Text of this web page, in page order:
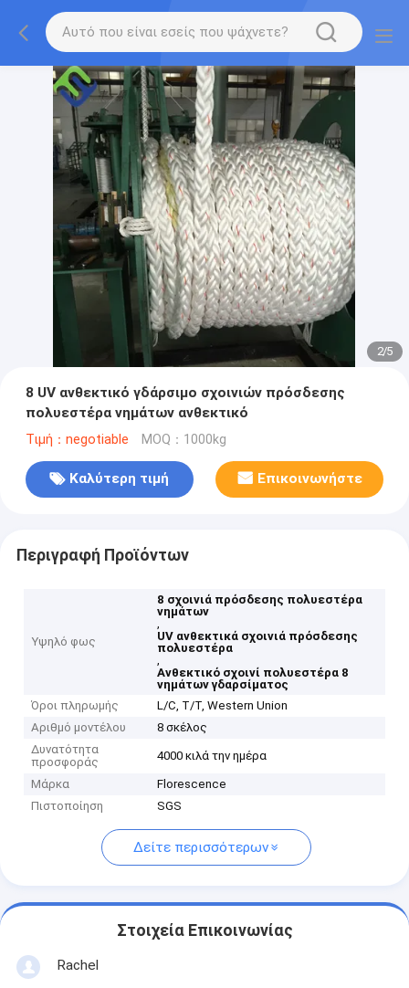
2/5
8 UV ανθεκτικό γδάρσιμο σχοινιών πρόσδεσης
πολυεστέρα νημάτων ανθεκτικό
Τιμή：negotiable MOQ：1000kg
Καλύτερη τιμή Επικοινωνήστε
Περιγραφή Προϊόντων
Υψηλό φως
8 σχοινιά πρόσδεσης πολυεστέρα
νημάτων
,
UV ανθεκτικά σχοινιά πρόσδεσης
πολυεστέρα
,
Ανθεκτικό σχοινί πολυεστέρα 8
νημάτων γδαρσίματος
Όροι πληρωμής
L/C, T/T, Western Union
Αριθμό μοντέλου
8 σκέλος
Δυνατότητα
προσφοράς
4000 κιλά την ημέρα
Μάρκα
Florescence
Πιστοποίηση
SGS
Δείτε περισσότερων
Στοιχεία Επικοινωνίας
Rachel